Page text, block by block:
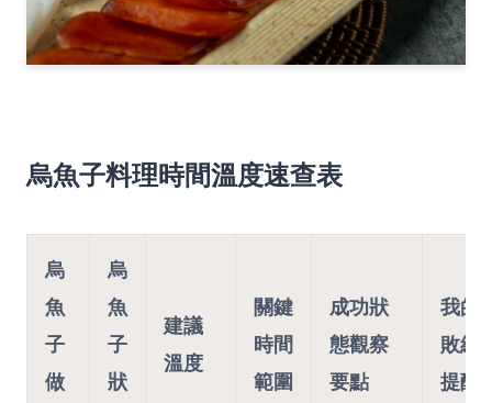
烏魚子料理時間溫度速查表
烏
魚
子
做
烏
魚
子
狀
建議
溫度
關鍵
時間
範圍
成功狀
態觀察
要點
我的
敗經
提醒